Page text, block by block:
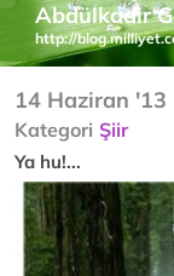
Abdülkadir
http://
14 Haziran '13
Kategori Şiir
Ya hu!...